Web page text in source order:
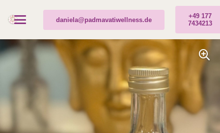
daniela@padmavatiwellness.de
+49 177
7434213